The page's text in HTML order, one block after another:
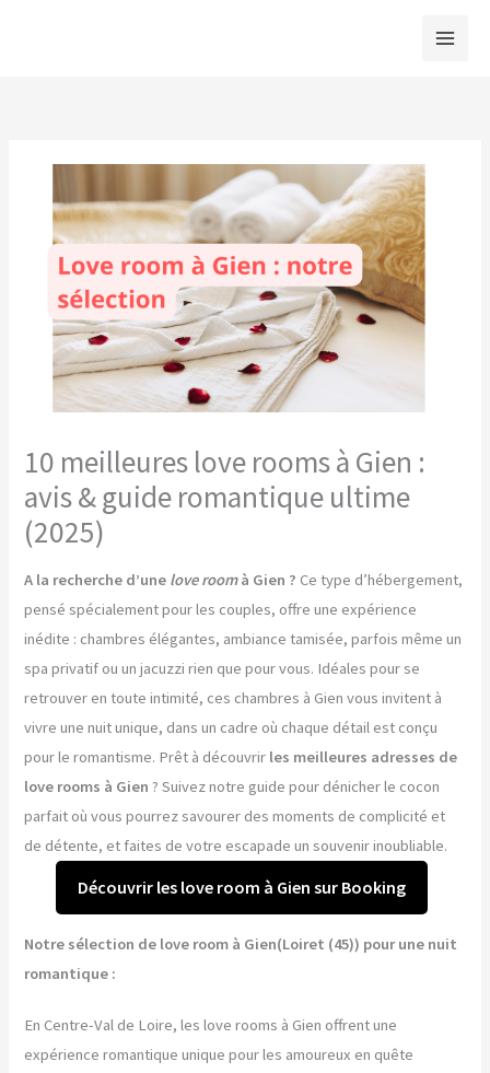
10 meilleures love rooms à Gien :
avis & guide romantique ultime
(2025)
A la recherche d’une love roomà Gien ? Ce type d’hébergement,
pensé spécialement pour les couples, offre une expérience
inédite : chambres élégantes, ambiance tamisée, parfois même un
spa privatif ou un jacuzzi rien que pour vous. Idéales pour se
retrouver en toute intimité, ces chambres à Gien vous invitent à
vivre une nuit unique, dans un cadre où chaque détail est conçu
pour le romantisme. Prêt à découvrir les meilleures adresses de
love rooms à Gien ? Suivez notre guide pour dénicher le cocon
parfait où vous pourrez savourer des moments de complicité et
de détente, et faites de votre escapade un souvenir inoubliable.
Découvrir les love room à Gien sur Booking
Notre sélection de love room à Gien(Loiret (45)) pour une nuit
romantique :
En Centre-Val de Loire, les love rooms à Gien offrent une
expérience romantique unique pour les amoureux en quête